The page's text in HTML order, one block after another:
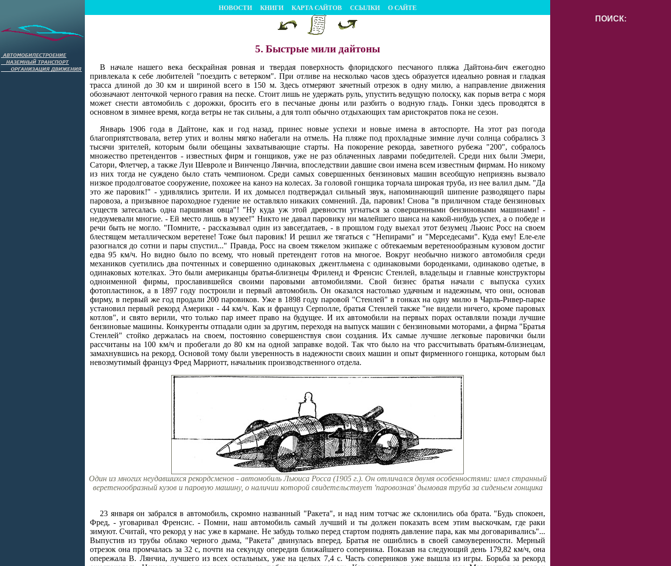
НОВОСТИ КНИГИ КАРТА САЙТОВ ССЫЛКИ О САЙТЕ
5. Быстрые мили дайтоны
В начале нашего века бескрайная ровная и твердая поверхность флоридского песчаного пляжа Дайтона-бич ежегодно
привлекала к себе любителей "поездить с ветерком". При отливе на несколько часов здесь образуется идеально ровная и гладкая
трасса длиной до 30 км и шириной всего в 150 м. Здесь отмеряют зачетный отрезок в одну милю, а направление движения
обозначают ленточкой черного гравия на песке. Стоит лишь не удержать руль, упустить ведущую полоску, как порыв ветра с моря
может снести автомобиль с дорожки, бросить его в песчаные дюны или разбить о водную гладь. Гонки здесь проводятся в
основном в зимнее время, когда ветры не так сильны, а для толп обычно отдыхающих там аристократов пока не сезон.
Январь 1906 года в Дайтоне, как и год назад, принес новые успехи и новые имена в автоспорте. На этот раз погода
благоприятствовала, ветер утих и волны мягко набегали на отмель. На пляже под прохладные зимние лучи солнца собрались 3
тысячи зрителей, которым были обещаны захватывающие старты. На покорение рекорда, заветного рубежа "200", собралось
множество претендентов - известных фирм и гонщиков, уже не раз облаченных лаврами победителей. Среди них были Эмери,
Сатори, Флетчер, а также Луи Шевроле и Винченцо Лянчиа, впоследствии давшие свои имена всем известным фирмам. Но никому
из них тогда не суждено было стать чемпионом. Среди самых совершенных бензиновых машин всеобщую неприязнь вызвало
низкое продолговатое сооружение, похожее на каноэ на колесах. За головой гонщика торчала широкая труба, из нее валил дым. "Да
это же паровик!" - удивлялись зрители. И их домысел подтверждал сильный звук, напоминающий шипение разводящего пары
паровоза, а призывное пароходное гудение не оставляло никаких сомнений. Да, паровик! Снова "в приличном стаде бензиновых
существ затесалась одна паршивая овца"! "Ну куда уж этой древности угнаться за совершенными бензиновыми машинами! -
недоумевали многие. - Ей место лишь в музее!" Никто не давал паровику ни малейшего шанса на какой-нибудь успех, а о победе и
речи быть не могло. "Помните, - рассказывал один из завсегдатаев, - в прошлом году выехал этот безумец Льюис Росс на своем
блестящем металлическом веретене! Тоже был паровик! И решил же тягаться с "Непирами" и "Мерседесами". Куда ему! Еле-еле
разогнался до сотни и пары спустил..." Правда, Росс на своем тяжелом экипаже с обтекаемым веретенообразным кузовом достиг
едва 95 км/ч. Но видно было по всему, что новый претендент готов на многое. Вокруг необычно низкого автомобиля среди
механиков суетились два почтенных и совершенно одинаковых джентльмена с одинаковыми бороденками, одинаково одетые, в
одинаковых котелках. Это были американцы братья-близнецы Фриленд и Френсис Стенлей, владельцы и главные конструкторы
одноименной фирмы, прославившейся своими паровыми автомобилями. Свой бизнес братья начали с выпуска сухих
фотопластинок, а в 1897 году построили и первый автомобиль. Он оказался настолько удачным и надежным, что они, основав
фирму, в первый же год продали 200 паровиков. Уже в 1898 году паровой "Стенлей" в гонках на одну милю в Чарль-Ривер-парке
установил первый рекорд Америки - 44 км/ч. Как и француз Серполле, братья Стенлей также "не видели ничего, кроме паровых
котлов", и свято верили, что только пар имеет право на будущее. И их автомобили на первых порах оставляли позади лучшие
бензиновые машины. Конкуренты отпадали один за другим, переходя на выпуск машин с бензиновыми моторами, а фирма "Братья
Стенлей" стойко держалась на своем, постоянно совершенствуя свои создания. Их самые лучшие легковые паровички были
рассчитаны на 100 км/ч и пробегали до 80 км на одной заправке водой. Так что было на что рассчитывать братьям-близнецам,
замахнувшись на рекорд. Основой тому были уверенность в надежности своих машин и опыт фирменного гонщика, которым был
невозмутимый француз Фред Марриотт, начальник производственного отдела.
Один из многих неудавшихся рекордсменов - автомобиль Льюиса Росса (1905 г.). Он отличался двумя особенностями: имел странный
веретенообразный кузов и паровую машину, о наличии которой свидетельствует 'паровозная' дымовая труба за сиденьем гонщика
23 января он забрался в автомобиль, скромно названный "Ракета", и над ним тотчас же склонились оба брата. "Будь спокоен,
Фред, - уговаривал Френсис. - Помни, наш автомобиль самый лучший и ты должен показать всем этим выскочкам, где раки
зимуют. Считай, что рекорд у нас уже в кармане. Не забудь только перед стартом поднять давление пара, как мы договаривались"...
Выпустив из трубы облако черного дыма, "Ракета" двинулась вперед. Братья не ошиблись в своей самоуверенности. Мерный
отрезок она промчалась за 32 с, почти на секунду опередив ближайшего соперника. Показав на следующий день 179,82 км/ч, она
опережала В. Лянчиа, лучшего из всех остальных, уже на целых 7,4 с. Часть соперников уже вышла из игры. Борьба за рекорд
ПОИСК: